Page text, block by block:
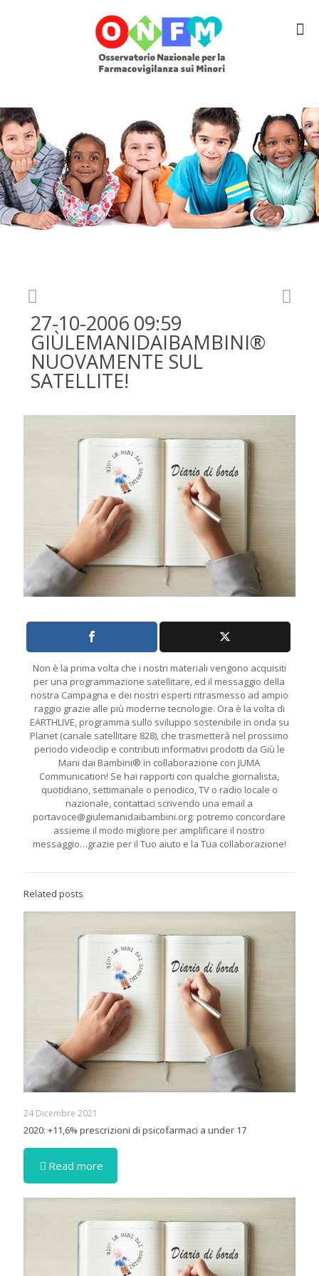
27-10-2006 09:59
GIÙLEMANIDAIBAMBINI®
NUOVAMENTE SUL
SATELLITE!
Non è la prima volta che i nostri materiali vengono acquisiti
per una programmazione satellitare, ed il messaggio della
nostra Campagna e dei nostri esperti ritrasmesso ad ampio
raggio grazie alle più moderne tecnologie. Ora è la volta di
EARTHLIVE, programma sullo sviluppo sostenibile in onda su
Planet (canale satellitare 828), che trasmetterà nel prossimo
periodo videoclip e contributi informativi prodotti da Giù le
Mani dai Bambini® in collaborazione con JUMA
Communication! Se hai rapporti con qualche giornalista,
quotidiano, settimanale o periodico, TV o radio locale o
nazionale, contattaci scrivendo una email a
portavoce@giulemanidaibambini.org: potremo concordare
assieme il modo migliore per amplificare il nostro
messaggio…grazie per il Tuo aiuto e la Tua collaborazione!
Related posts
24 Dicembre 2021
2020: +11,6% prescrizioni di psicofarmaci a under 17
Read more